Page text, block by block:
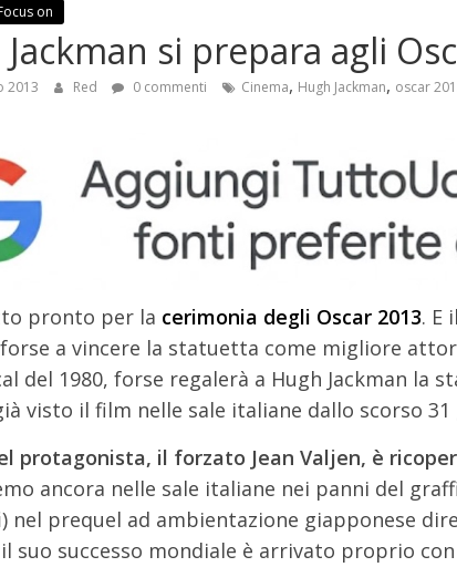
on
si prepara agli
2013 Red 0 commenti Cinema, Hugh Jackman, oscar
pronto per la cerimonia degli Oscar 2013. E
a vincere la statuetta come migliore
del 1980, forse regalerà a Hugh Jackman la
visto il film nelle sale italiane dallo scorso 31
protagonista, il forzato Jean Valjen, è
ancora nelle sale italiane nei panni del
) nel prequel ad ambientazione giapponese
il suo successo mondiale è arrivato proprio